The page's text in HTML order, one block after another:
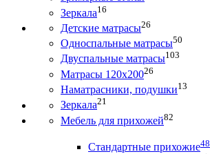
Зеркала16
Детские матрасы26
Односпальные матрасы50
Двуспальные матрасы103
Матрасы 120х20026
Наматрасники, подушки13
Зеркала21
Мебель для прихожей82
Стандартные прихожие48